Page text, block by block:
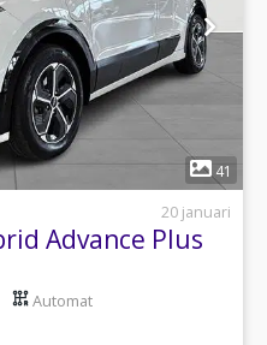
41
20 januari
Advance Plus
Automat